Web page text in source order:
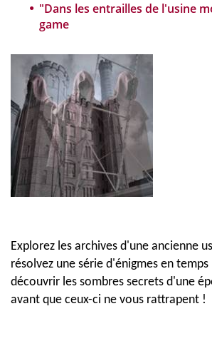
"Dans les entrailles de l'usine
game
Explorez les archives d'une ancienne
résolvez une série d'énigmes en
découvrir les sombres secrets d'une
avant que ceux-ci ne vous rattrapent !